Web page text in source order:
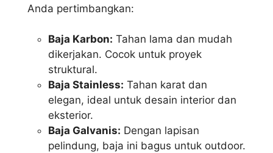
Anda pertimbangkan:
Baja Karbon: Tahan lama dan mudah
dikerjakan. Cocok untuk proyek
struktural.
Baja Stainless: Tahan karat dan
elegan, ideal untuk desain interior dan
eksterior.
Baja Galvanis: Dengan lapisan
pelindung, baja ini bagus untuk outdoor.